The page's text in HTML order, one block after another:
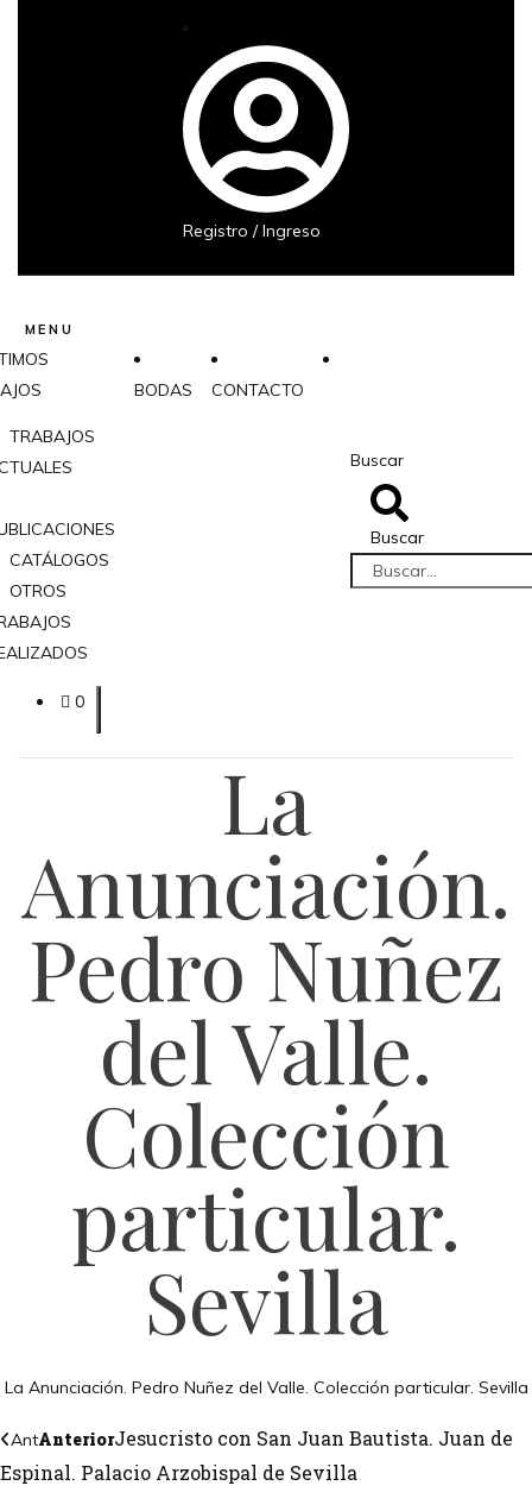
Registro / Ingreso
MENU
TRABAJOS
CATÁLOGOS
OTROS
BODAS CONTACTO
0
Buscar
Buscar
La
Anunciación.
Pedro Nuñez
del Valle.
Colección
particular.
Sevilla
La Anunciación. Pedro Nuñez del Valle. Colección particular. Sevilla
AntAnteriorJesucristo con San Juan Bautista. Juan de
Espinal. Palacio Arzobispal de Sevilla